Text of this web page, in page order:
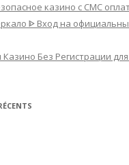
казино с СМС
ᐈ Вход на
Без Регистрации